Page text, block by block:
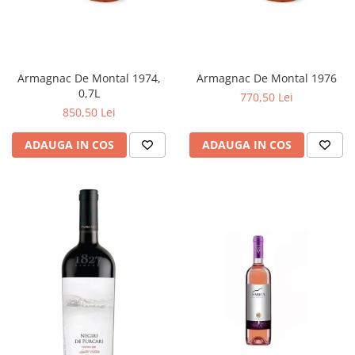
Armagnac De Montal 1974,
0,7L
850,50 Lei
ADAUGA IN COS
Armagnac De Montal 1976
770,50 Lei
ADAUGA IN COS